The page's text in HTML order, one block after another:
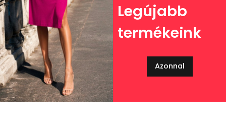
Legújabb
termékeink
Azonnal